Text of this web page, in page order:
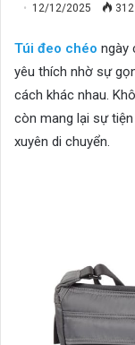
12/12/2025 312
Túi đeo chéo ngày
yêu thích nhờ sự
cách khác nhau.
còn mang lại sự
xuyên di chuyển.